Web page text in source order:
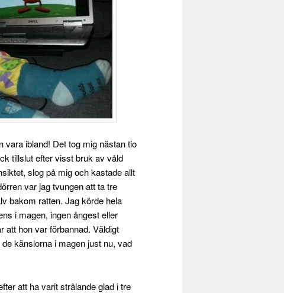
vara ibland! Det tog mig nästan tio
tillslut efter visst bruk av våld
slog på mig och kastade allt
var jag tvungen att ta tre
bakom ratten. Jag körde hela
i magen, ingen ångest eller
att hon var förbannad. Väldigt
känslorna i magen just nu, vad
att ha varit strålande glad i tre